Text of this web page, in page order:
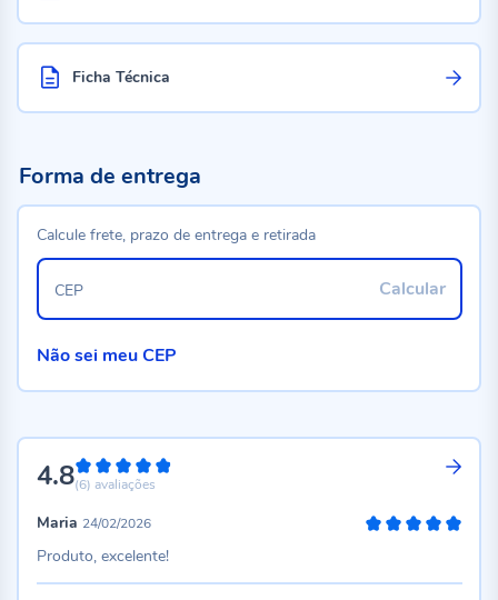
Ficha Técnica
4.896%
(6) avaliações
Maria 24/02/2026
Produto, excelente!
Forma de entrega
Calcule frete, prazo de entrega e retirada
Calcular
CEP
Não sei meu CEP